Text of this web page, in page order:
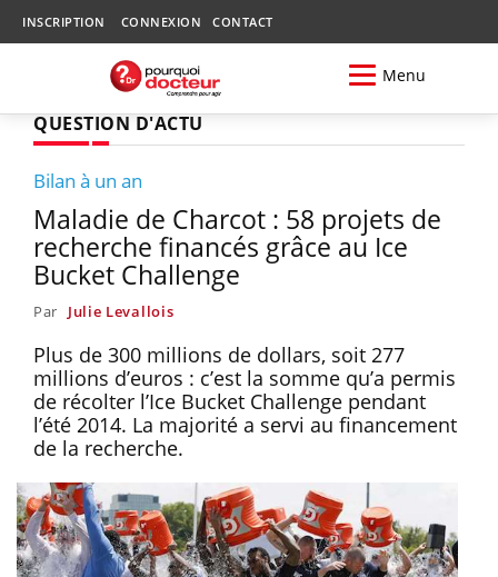
INSCRIPTION CONNEXION CONTACT
Menu
QUESTION D'ACTU
Bilan à un an
Maladie de Charcot : 58 projets de
recherche financés grâce au Ice
Bucket Challenge
Par Julie Levallois
Plus de 300 millions de dollars, soit 277
millions d’euros : c’est la somme qu’a permis
de récolter l’Ice Bucket Challenge pendant
l’été 2014. La majorité a servi au financement
de la recherche.